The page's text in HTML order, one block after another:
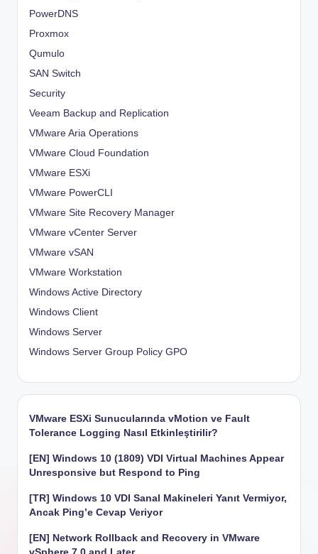
PowerDNS
Proxmox
Qumulo
SAN Switch
Security
Veeam Backup and Replication
VMware Aria Operations
VMware Cloud Foundation
VMware ESXi
VMware PowerCLI
VMware Site Recovery Manager
VMware vCenter Server
VMware vSAN
VMware Workstation
Windows Active Directory
Windows Client
Windows Server
Windows Server Group Policy GPO
VMware ESXi Sunucularında vMotion ve Fault
Tolerance Logging Nasıl Etkinleştirilir?
[EN] Windows 10 (1809) VDI Virtual Machines Appear
Unresponsive but Respond to Ping
[TR] Windows 10 VDI Sanal Makineleri Yanıt Vermiyor,
Ancak Ping’e Cevap Veriyor
[EN] Network Rollback and Recovery in VMware